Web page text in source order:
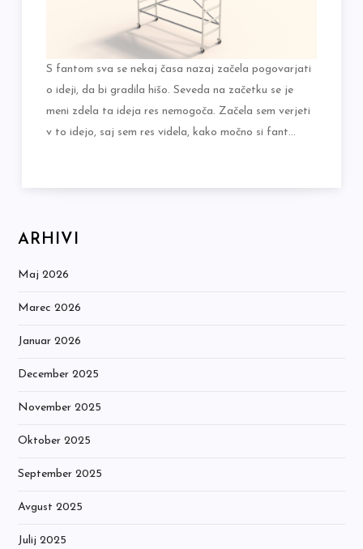
S fantom sva se nekaj časa nazaj začela pogovarjati
o ideji, da bi gradila hišo. Seveda na začetku se je
meni zdela ta ideja res nemogoča. Začela sem verjeti
v to idejo, saj sem res videla, kako močno si fant…
ARHIVI
Maj 2026
Marec 2026
Januar 2026
December 2025
November 2025
Oktober 2025
September 2025
Avgust 2025
Julij 2025